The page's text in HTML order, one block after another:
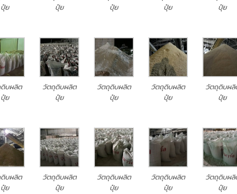
ปุ๋ย
ปุ๋ย
ปุ๋ย
ปุ๋ย
ปุ๋ย
บผลิต
ปุ๋ย
วัตถุดิบผลิต
ปุ๋ย
วัตถุดิบผลิต
ปุ๋ย
วัตถุดิบผลิต
ปุ๋ย
วัตถุดิบผ
ปุ๋ย
บผลิต
ปุ๋ย
วัตถุดิบผลิต
ปุ๋ย
วัตถุดิบผลิต
ปุ๋ย
วัตถุดิบผลิต
ปุ๋ย
วัตถุดิบผ
ปุ๋ย